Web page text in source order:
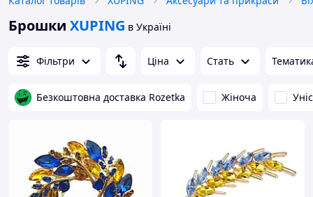
Брошки XUPING в Україні
Фільтри Ціна Стать
Безкоштовна доставка Rozetka Жіноча